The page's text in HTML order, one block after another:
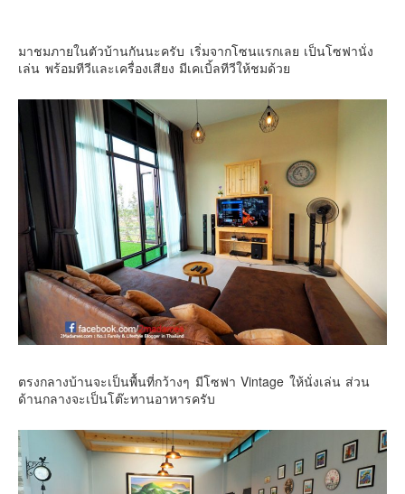
มาชมภายในตัวบ้านกันนะครับ เริ่มจากโซนแรกเลย เป็นโซฟานั่ง
เล่น พร้อมทีวีและเครื่องเสียง มีเคเบิ้ลทีวีให้ชมด้วย
ตรงกลางบ้านจะเป็นพื้นที่กว้างๆ มีโซฟา Vintage ให้นั่งเล่น ส่วน
ด้านกลางจะเป็นโต๊ะทานอาหารครับ